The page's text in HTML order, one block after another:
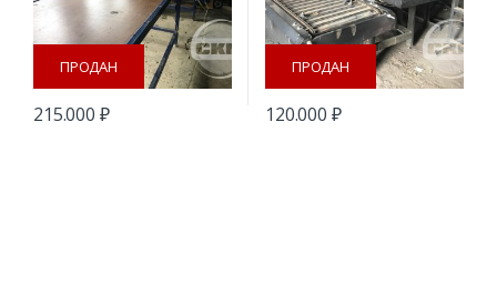
ПРОДАН
215.000 ₽
ПРОДАН
120.000 ₽